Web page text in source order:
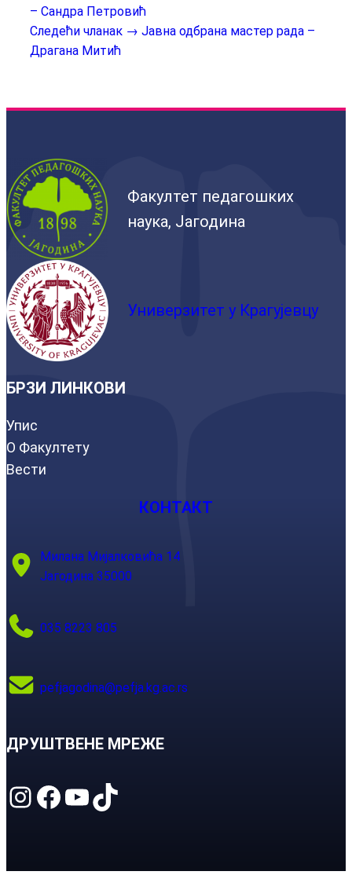
– Сандра Петровић
Следећи чланак → Јавна одбрана мастер рада –
Драгана Митић
Факултет педагошких
наука, Јагодина
Универзитет у Крагујевцу
БРЗИ ЛИНКОВИ
Упис
О Факултету
Вести
КОНТАКТ
Милана Мијалковића 14
Јагодина 35000
035 8223 805
pefjagodina@pefja.kg.ac.rs
ДРУШТВЕНЕ МРЕЖЕ
Instagram Facebook YouTube TikTok